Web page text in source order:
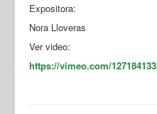
Expositora:
Nora Lloveras
Ver video:
https://vimeo.com/127184133